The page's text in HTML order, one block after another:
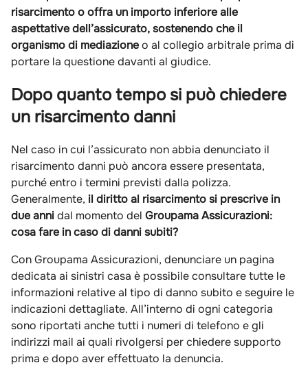
risarcimento o offra un importo inferiore alle
aspettative dell’assicurato, sostenendo che il
organismo di mediazioneo al collegio arbitrale prima di
portare la questione davanti al giudice.
Dopo quanto tempo si può chiedere
un risarcimento danni
Nel caso in cui l’assicurato non abbia denunciato il
risarcimento danni può ancora essere presentata,
purché entro i termini previsti dalla polizza.
Generalmente, il diritto al risarcimento si prescrive in
due annidal momento del Groupama Assicurazioni:
cosa fare in caso di danni subiti?
Con Groupama Assicurazioni, denunciare un pagina
dedicata ai sinistri casa è possibile consultare tutte le
informazioni relative al tipo di danno subito e seguire le
indicazioni dettagliate. All’interno di ogni categoria
sono riportati anche tutti i numeri di telefono e gli
indirizzi mail ai quali rivolgersi per chiedere supporto
prima e dopo aver effettuato la denuncia.